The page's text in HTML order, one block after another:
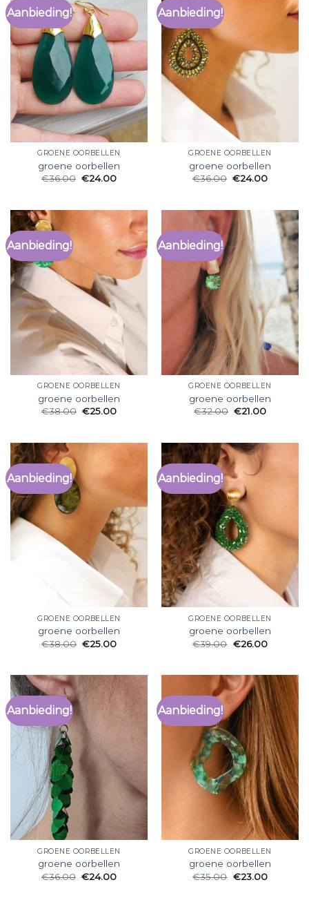
Aanbieding!
GROENE OORBELLEN
groene oorbellen
€36.00 €24.00
Aanbieding!
GROENE OORBELLEN
groene oorbellen
€36.00 €24.00
Aanbieding!
GROENE OORBELLEN
groene oorbellen
€38.00 €25.00
Aanbieding!
GROENE OORBELLEN
groene oorbellen
€32.00 €21.00
Aanbieding!
GROENE OORBELLEN
groene oorbellen
€38.00 €25.00
Aanbieding!
GROENE OORBELLEN
groene oorbellen
€39.00 €26.00
Aanbieding!
GROENE OORBELLEN
groene oorbellen
€36.00 €24.00
Aanbieding!
GROENE OORBELLEN
groene oorbellen
€35.00 €23.00